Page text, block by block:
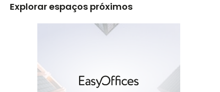
Explorar espaços próximos